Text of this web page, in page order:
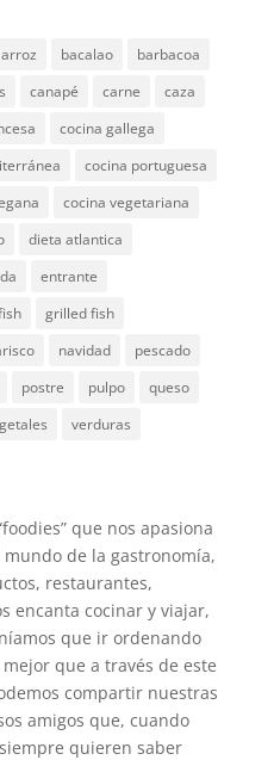
arroz bacalao
barbacoa
canapé carne
caza
cocina gallega
cocina portuguesa
cocina vegetariana
dieta atlantica
entrante
grilled fish
navidad
pescado
postre pulpo
queso
verduras
que nos apasiona
de la gastronomía,
restaurantes,
encanta cocinar y viajar,
que ir ordenando
que a través de este
compartir nuestras
amigos que, cuando
quieren saber